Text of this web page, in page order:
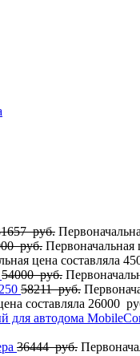
руб.
руб. Первоначальная
цена составляла
54000руб.
58211руб.
составляла 26000
для автодома
36444руб.